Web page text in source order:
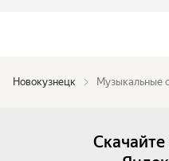
Новокузнецк Музыкальные